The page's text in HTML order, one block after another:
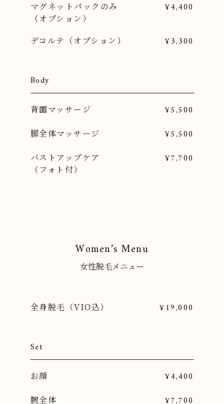
マグネットパックのみ
（オプション）
¥4,400
デコルテ（オプション） ¥3,300
Body
背面マッサージ ¥5,500
脚全体マッサージ ¥5,500
バストアップケア
（フォト付）
¥7,700
Women’s Menu
女性脱毛メニュー
全身脱毛（VIO込） ¥19,000
Set
お顔 ¥4,400
腕全体